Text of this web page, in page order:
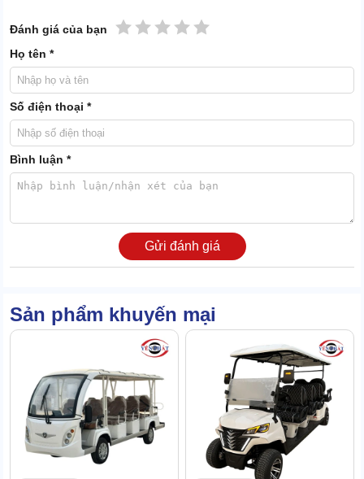
Đánh giá của bạn 5 sao
4 sao
3 sao
2 sao
1 sao
Họ tên *
Số điện thoại *
Bình luận *
Gửi đánh giá
Sản phẩm khuyến mại